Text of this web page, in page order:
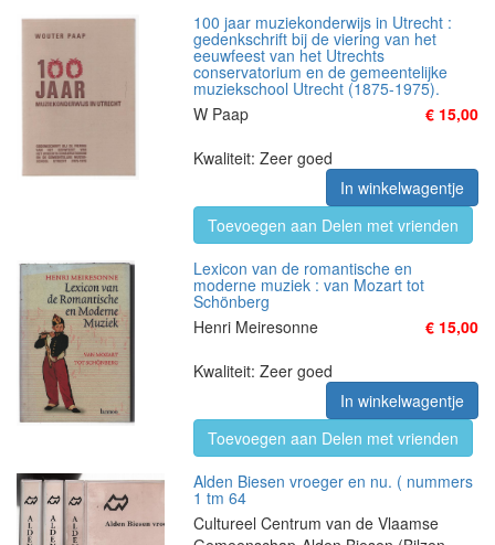
100 jaar muziekonderwijs in Utrecht :
gedenkschrift bij de viering van het
eeuwfeest van het Utrechts
conservatorium en de gemeentelijke
muziekschool Utrecht (1875-1975).
W Paap
€ 15,00
Kwaliteit: Zeer goed
In winkelwagentje
Toevoegen aan Delen met vrienden
Lexicon van de romantische en
moderne muziek : van Mozart tot
Schönberg
Henri Meiresonne
€ 15,00
Kwaliteit: Zeer goed
In winkelwagentje
Toevoegen aan Delen met vrienden
Alden Biesen vroeger en nu. ( nummers
1 tm 64
Cultureel Centrum van de Vlaamse